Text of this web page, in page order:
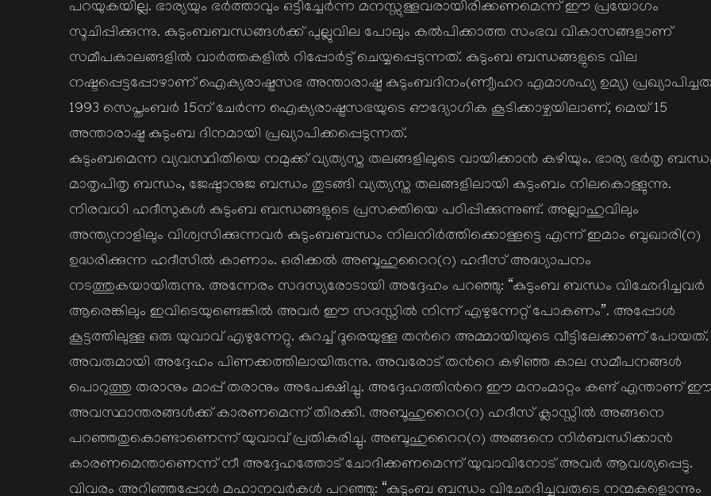
പറയുകയില്ല. ഭാര്യയും ഭര്‍ത്താവും ഒട്ടിച്ചേര്‍ന്ന മനസ്സുള്ളവരായിരിക്കണമെന്ന് ഈ പ്രയോഗം
സൂചിപ്പിക്കുന്നു. കുടുംബബന്ധങ്ങള്‍ക്ക് പുല്ലുവില പോലും കല്‍പിക്കാത്ത സംഭവ വികാസങ്ങളാണ്
സമീപകാലങ്ങളില്‍ വാര്‍ത്തകളില്‍ റിപ്പോര്‍ട്ട് ചെയ്യപ്പെടുന്നത്. കുടുംബ ബന്ധങ്ങളുടെ വില
നഷ്ടപ്പെട്ടപ്പോഴാണ് ഐക്യരാഷ്ട്രസഭ അന്താരാഷ്ട്ര കുടുംബദിനം(ണീൃഹറ എമാശഹ്യ ഉമ്യ)
1993 സെപ്തംബര്‍ 15ന് ചേര്‍ന്ന ഐക്യരാഷ്ട്രസഭയുടെ ഔദ്യോഗിക കൂടിക്കാഴ്ചയിലാണ്, മെയ് 15
അന്താരാഷ്ട്ര കുടുംബ ദിനമായി പ്രഖ്യാപിക്കപ്പെടുന്നത്.
കുടുംബമെന്ന വ്യവസ്ഥിതിയെ നമുക്ക് വ്യത്യസ്ത തലങ്ങളിലുടെ വായിക്കാന്‍ കഴിയും. ഭാര്യ ഭര്‍തൃ
മാതൃപിതൃ ബന്ധം, ജേഷ്ടാനുജ ബന്ധം തുടങ്ങി വ്യത്യസ്ത തലങ്ങളിലായി കുടുംബം നിലകൊള്ളുന്നു.
നിരവധി ഹദീസുകള്‍ കുടുംബ ബന്ധങ്ങളുടെ പ്രസക്തിയെ പഠിപ്പിക്കുന്നുണ്ട്. അല്ലാഹുവിലും
അന്ത്യനാളിലും വിശ്വസിക്കുന്നവര്‍ കുടുംബബന്ധം നിലനിര്‍ത്തിക്കൊള്ളട്ടെ എന്ന് ഇമാം ബുഖാരി(റ)
ഉദ്ധരിക്കുന്ന ഹദീസില്‍ കാണാം. ഒരിക്കല്‍ അബൂഹുറൈറ(റ) ഹദീസ് അദ്ധ്യാപനം
നടത്തുകയായിരുന്നു. അന്നേരം സദസ്യരോടായി അദ്ദേഹം പറഞ്ഞു: “കുടുംബ ബന്ധം വിഛേദിച്ചവര്‍
ആരെങ്കിലും ഇവിടെയുണ്ടെങ്കില്‍ അവര്‍ ഈ സദസ്സില്‍ നിന്ന് എഴുന്നേറ്റ് പോകണം”. അപ്പോള്‍
കൂട്ടത്തിലുള്ള ഒരു യുവാവ് എഴുന്നേറ്റു. കുറച്ച് ദൂരെയുള്ള തന്‍റെ അമ്മായിയുടെ വീട്ടിലേക്കാണ് പോയത്.
അവരുമായി അദ്ദേഹം പിണക്കത്തിലായിരുന്നു. അവരോട് തന്‍റെ കഴിഞ്ഞ കാല സമീപനങ്ങള്‍
പൊറുത്തു തരാനും മാപ്പ് തരാനും അപേക്ഷിച്ചു. അദ്ദേഹത്തിന്‍റെ ഈ മനംമാറ്റം കണ്ട് എന്താണ്
അവസ്ഥാന്തരങ്ങള്‍ക്ക് കാരണമെന്ന് തിരക്കി. അബൂഹുറൈറ(റ) ഹദീസ് ക്ലാസ്സില്‍ അങ്ങനെ
പറഞ്ഞതുകൊണ്ടാണെന്ന് യുവാവ് പ്രതികരിച്ചു. അബൂഹുറൈറ(റ) അങ്ങനെ നിര്‍ബന്ധിക്കാന്‍
കാരണമെന്താണെന്ന് നീ അദ്ദേഹത്തോട് ചോദിക്കണമെന്ന് യുവാവിനോട് അവര്‍ ആവശ്യപ്പെട്ടു.
വിവരം അറിഞ്ഞപ്പോള്‍ മഹാനവര്‍കള്‍ പറഞ്ഞു: “കുടുംബ ബന്ധം വിഛേദിച്ചവരുടെ നന്മകളൊന്നും